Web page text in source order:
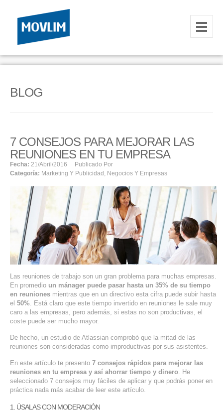
INICIO
HOSTING
HOSTING
RESELLER
SERVIDORES VPS
SERVIDORES VPS WINDOWS
SERVIDORES DEDICADOS
AGENCIA DIGITAL
PAGINAS WEB PARA NEGOCIOS
PAGINA WEB CON MANEJADOR DE CONTENIDOS
PAGINA WEB CON CATÁLOGO DE PRODUCTOS
PAGINAS WEB A MEDIDA
APPS PARA NEGOCIOS
SISTEMAS PARA NEGOCIOS Y EMPRESAS
BLOG
7 CONSEJOS PARA MEJORAR LAS
REUNIONES EN TU EMPRESA
Fecha: 21/abril/2016
Publicado Por
Categoría: Marketing Y Publicidad , Negocios Y Empresas
Las reuniones de trabajo son un gran problema para muchas empresas.
En promedio un mánager puede pasar hasta un 35% de su tiempo
en reuniones mientras que en un directivo esta cifra puede subir hasta
el 50%. Está claro que este tiempo invertido en reuniones le sale muy
caro a las empresas, pero además, si estas no son productivas, el
coste puede ser mucho mayor.
De hecho, un estudio de Atlassian comprobó que la mitad de las
reuniones son consideradas como improductivas por sus asistentes.
En este artículo te presento 7 consejos rápidos para mejorar las
reuniones en tu empresa y así ahorrar tiempo y dinero. He
seleccionado 7 consejos muy fáciles de aplicar y que podrás poner en
práctica nada más acabar de leer este artículo.
1. ÚSALAS CON MODERACIÓN